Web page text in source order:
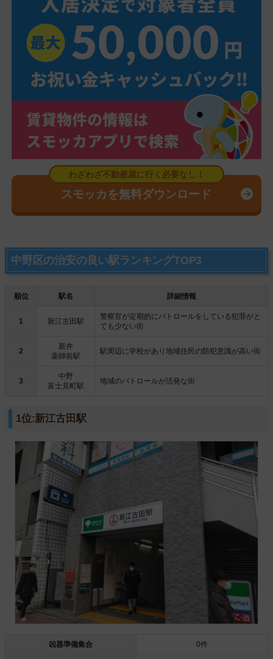
スモッカを無料ダウンロード
中野区の治安の良い駅ランキングTOP3
順位 駅名 詳細情報
1 新江古田駅
警察官が定期的にパトロールをしている犯罪がと
ても少ない街
2
新井
薬師前駅
駅周辺に学校があり地域住民の防犯意識が高い街
3
中野
富士見町駅
地域のパトロールが活発な街
1位:新江古田駅
凶器準備集合 0件